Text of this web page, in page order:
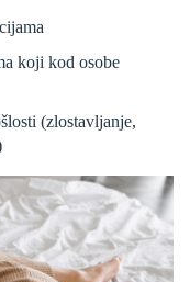
koji kod osobe
(zlostavljanje,